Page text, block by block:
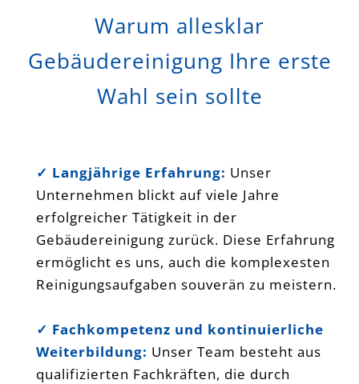
Warum allesklar
Gebäudereinigung Ihre erste
Wahl sein sollte
✓ Langjährige Erfahrung: Unser
Unternehmen blickt auf viele Jahre
erfolgreicher Tätigkeit in der
Gebäudereinigung zurück. Diese Erfahrung
ermöglicht es uns, auch die komplexesten
Reinigungsaufgaben souverän zu meistern.
✓ Fachkompetenz und kontinuierliche
Weiterbildung: Unser Team besteht aus
qualifizierten Fachkräften, die durch